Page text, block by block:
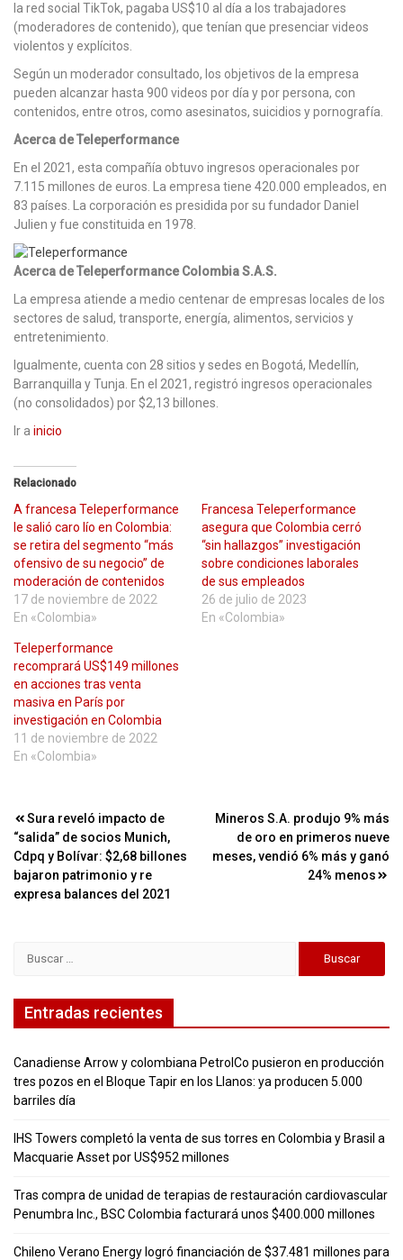
la red social TikTok, pagaba US$10 al día a los trabajadores
(moderadores de contenido), que tenían que presenciar videos
violentos y explícitos.
Según un moderador consultado, los objetivos de la empresa
pueden alcanzar hasta 900 videos por día y por persona, con
contenidos, entre otros, como asesinatos, suicidios y pornografía.
Acerca de Teleperformance
En el 2021, esta compañía obtuvo ingresos operacionales por
7.115 millones de euros. La empresa tiene 420.000 empleados, en
83 países. La corporación es presidida por su fundador Daniel
Julien y fue constituida en 1978.
Acerca de Teleperformance Colombia S.A.S.
La empresa atiende a medio centenar de empresas locales de los
sectores de salud, transporte, energía, alimentos, servicios y
entretenimiento.
Igualmente, cuenta con 28 sitios y sedes en Bogotá, Medellín,
Barranquilla y Tunja. En el 2021, registró ingresos operacionales
(no consolidados) por $2,13 billones.
Ir a inicio
Relacionado
A francesa Teleperformance
le salió caro lío en Colombia:
se retira del segmento “más
ofensivo de su negocio” de
moderación de contenidos
17 de noviembre de 2022
En «Colombia»
Francesa Teleperformance
asegura que Colombia cerró
“sin hallazgos” investigación
sobre condiciones laborales
de sus empleados
26 de julio de 2023
En «Colombia»
Teleperformance
recomprará US$149 millones
en acciones tras venta
masiva en París por
investigación en Colombia
11 de noviembre de 2022
En «Colombia»
Navegación
de
entradas
Sura reveló impacto de
“salida” de socios Munich,
Cdpq y Bolívar: $2,68 billones
bajaron patrimonio y re
expresa balances del 2021
Mineros S.A. produjo 9% más
de oro en primeros nueve
meses, vendió 6% más y ganó
24% menos
Entradas recientes
Canadiense Arrow y colombiana PetrolCo pusieron en producción
tres pozos en el Bloque Tapir en los Llanos: ya producen 5.000
barriles día
IHS Towers completó la venta de sus torres en Colombia y Brasil a
Macquarie Asset por US$952 millones
Tras compra de unidad de terapias de restauración cardiovascular
Penumbra Inc., BSC Colombia facturará unos $400.000 millones
Chileno Verano Energy logró financiación de $37.481 millones para